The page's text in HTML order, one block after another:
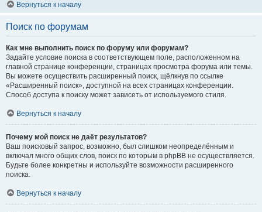
Вернуться к началу
Поиск по форумам
Как мне выполнить поиск по форуму или форумам?
Задайте условие поиска в соответствующем поле, расположенном на
главной странице конференции, страницах просмотра форума или темы.
Вы можете осуществить расширенный поиск, щёлкнув по ссылке
«Расширенный поиск», доступной на всех страницах конференции.
Способ доступа к поиску может зависеть от используемого стиля.
Вернуться к началу
Почему мой поиск не даёт результатов?
Ваш поисковый запрос, возможно, был слишком неопределённым и
включал много общих слов, поиск по которым в phpBB не осуществляется.
Будьте более конкретны и используйте возможности расширенного
поиска.
Вернуться к началу